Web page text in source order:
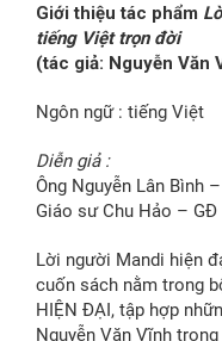
Giới thiệu tác phẩm
tiếng Việt trọn đời
(tác giả: Nguyễn Văn
Ngôn ngữ : tiếng Việt
Diễn giả :
Ông Nguyễn Lân Bình
Giáo sư Chu Hảo –
Lời người Mandi hiện
cuốn sách nằm trong
HIỆN ĐẠI, tập hợp
Nguyễn Văn Vĩnh